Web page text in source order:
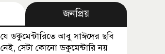
জনপ্রিয়
যে ডকুমেন্টারিতে আবু সাঈদের ছবি
নেই, সেটা কোনো ডকুমেন্টারি নয়